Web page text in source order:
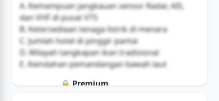
A. Kemampuan jangkauan sensor Radar, AIS,
dan VHF di pusat VTS
B. Ketersediaan tenaga listrik di menara
C. Jumlah hotel di pinggir pantai
D. Wilayah tangkapan ikan tradisional
E. Keindahan pemandangan bawah laut
🔒 Premium